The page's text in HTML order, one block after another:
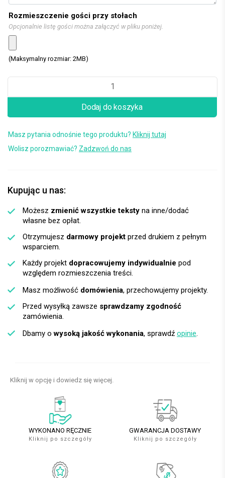
Rozmieszczenie gości przy stołach
Opcjonalnie listę gości można załączyć w pliku poniżej.
(Maksymalny rozmiar: 2MB)
Dodaj do koszyka
Masz pytania odnośnie tego produktu? Kliknij tutaj
Wolisz porozmawiać? Zadzwoń do nas
Kupując u nas:
Możesz zmienić wszystkie teksty na inne/dodać
własne bez opłat.
Otrzymujesz darmowy projekt przed drukiem z pełnym
wsparciem.
Każdy projekt dopracowujemy indywidualnie pod
względem rozmieszczenia treści.
Masz możliwość domówienia, przechowujemy projekty.
Przed wysyłką zawsze sprawdzamy zgodność
zamówienia.
Dbamy owysoką jakość wykonania, sprawdź opinie
Kliknij w opcję i dowiedz się więcej.
WYKONANO RĘCZNIE
Kliknij po szczegóły
GWARANCJA DOSTAWY
Kliknij po szczegóły